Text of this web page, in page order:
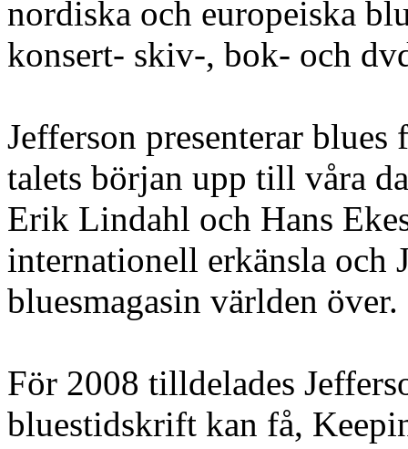
nordiska och europeiska
konsert- skiv-, bok- och
Jefferson presenterar
talets början upp till våra
Erik Lindahl och Hans
internationell erkänsla och
bluesmagasin världen över.
För 2008 tilldelades
bluestidskrift kan få,